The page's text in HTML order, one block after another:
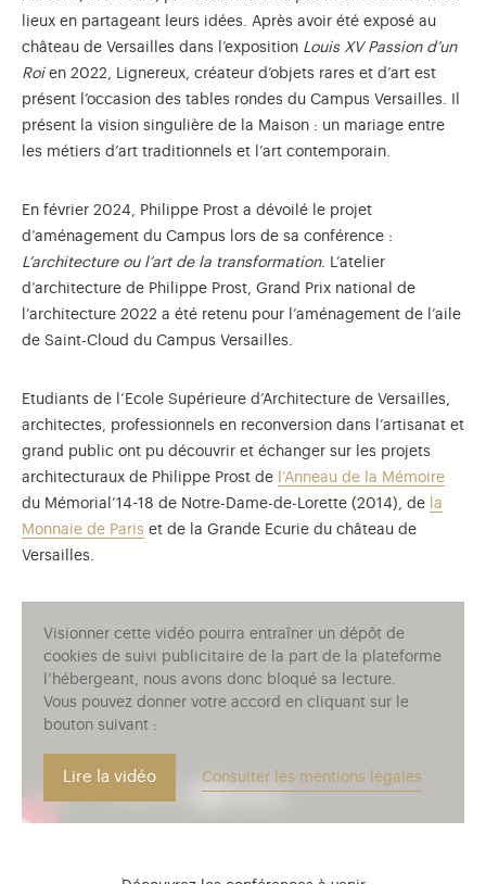
lieux en partageant leurs idées. Après avoir été exposé au
château de Versailles dans l’exposition Louis XV Passion d’un
Roi en 2022, Lignereux, créateur d’objets rares et d’art est
présent l’occasion des tables rondes du Campus Versailles. Il
présent la vision singulière de la Maison : un mariage entre
les métiers d’art traditionnels et l’art contemporain.
En février 2024, Philippe Prost a dévoilé le projet
d’aménagement du Campus lors de sa conférence :
L’architecture ou l’art de la transformation. L’atelier
d’architecture de Philippe Prost, Grand Prix national de
l’architecture 2022 a été retenu pour l’aménagement de l’aile
de Saint-Cloud du Campus Versailles.
Etudiants de l’Ecole Supérieure d’Architecture de Versailles,
architectes, professionnels en reconversion dans l’artisanat et
grand public ont pu découvrir et échanger sur les projets
architecturaux de Philippe Prost de l’Anneau de la Mémoire
du Mémorial’14-18 de Notre-Dame-de-Lorette (2014), de la
Monnaie de Paris et de la Grande Ecurie du château de
Versailles.
Visionner cette vidéo pourra entraîner un dépôt de
cookies de suivi publicitaire de la part de la plateforme
l’hébergeant, nous avons donc bloqué sa lecture.
Vous pouvez donner votre accord en cliquant sur le
bouton suivant :
Lire la vidéo Consulter les mentions légales